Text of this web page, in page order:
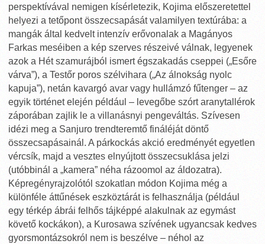
perspektívával nemigen kísérletezik, Kojima előszeretettel
helyezi a tetőpont összecsapását valamilyen textúrába: a
mangák által kedvelt intenzív erővonalak a Magányos
Farkas meséiben a kép szerves részeivé válnak, legyenek
azok a Hét szamurájból ismert égszakadás cseppei („Esőre
várva”), a Testőr poros szélvihara („Az álnokság nyolc
kapuja”), netán kavargó avar vagy hullámzó fűtenger – az
egyik történet elején például – levegőbe szórt aranytallérok
záporában zajlik le a villanásnyi pengeváltás. Szívesen
idézi meg a Sanjuro trendteremtő fináléját döntő
összecsapásainál. A párkockás akció eredményét egyetlen
vércsík, majd a vesztes elnyújtott összecsuklása jelzi
(utóbbinál a „kamera” néha rázoomol az áldozatra).
Képregényrajzolótól szokatlan módon Kojima még a
különféle áttűnések eszköztárát is felhasználja (például
egy térkép ábrái felhős tájképpé alakulnak az egymást
követő kockákon), a Kurosawa szívének ugyancsak kedves
gyorsmontázsokról nem is beszélve – néhol az